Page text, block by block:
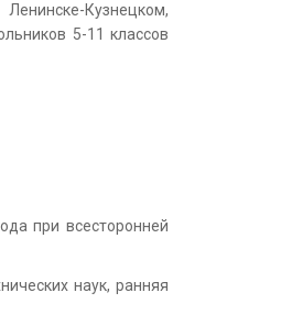
Кузнецком,
5-11 классов
при всесторонней
наук, ранняя